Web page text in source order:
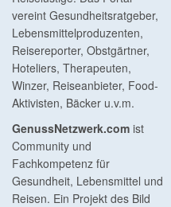
vereint Gesundheitsratgeber,
Lebensmittelproduzenten,
Reisereporter, Obstgärtner,
Hoteliers, Therapeuten,
Winzer, Reiseanbieter, Food-
Aktivisten, Bäcker u.v.m.
GenussNetzwerk.com ist
Community und
Fachkompetenz für
Gesundheit, Lebensmittel und
Reisen. Ein Projekt des Bild